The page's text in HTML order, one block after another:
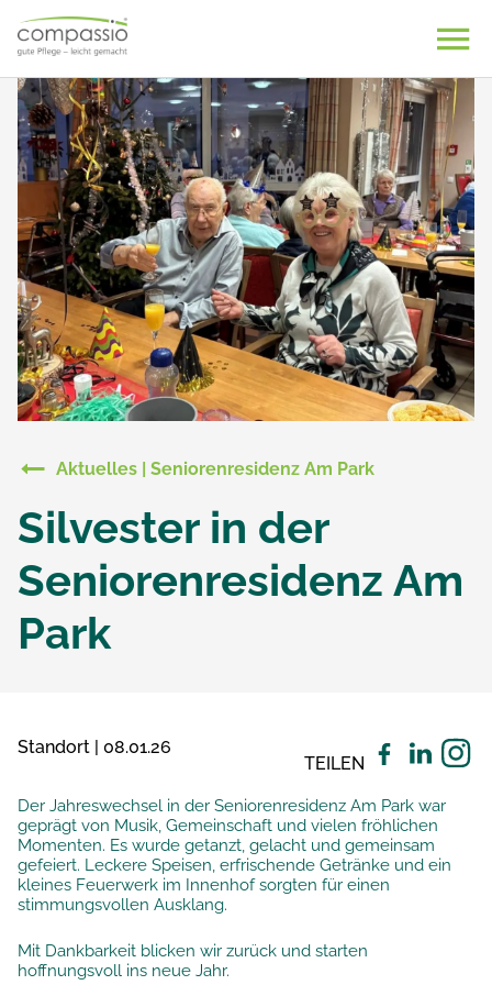
content
Aktuelles | Seniorenresidenz Am Park
Silvester in der
Seniorenresidenz Am
Park
Standort | 08.01.26
TEILEN
Der Jahreswechsel in der Seniorenresidenz Am Park war
geprägt von Musik, Gemeinschaft und vielen fröhlichen
Momenten. Es wurde getanzt, gelacht und gemeinsam
gefeiert. Leckere Speisen, erfrischende Getränke und ein
kleines Feuerwerk im Innenhof sorgten für einen
stimmungsvollen Ausklang.
Mit Dankbarkeit blicken wir zurück und starten
hoffnungsvoll ins neue Jahr.